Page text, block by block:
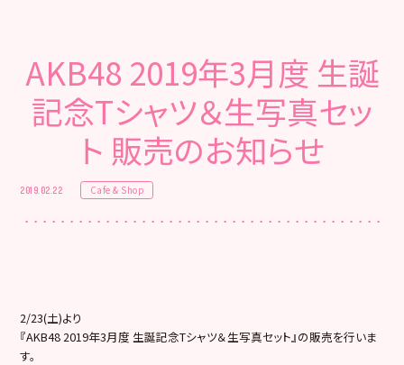
AKB48 2019年3月度 生誕
記念Tシャツ＆生写真セッ
ト 販売のお知らせ
2019.02.22 Cafe & Shop
2/23(土)より
『AKB48 2019年3月度 生誕記念Tシャツ＆生写真セット』の販売を行いま
す。